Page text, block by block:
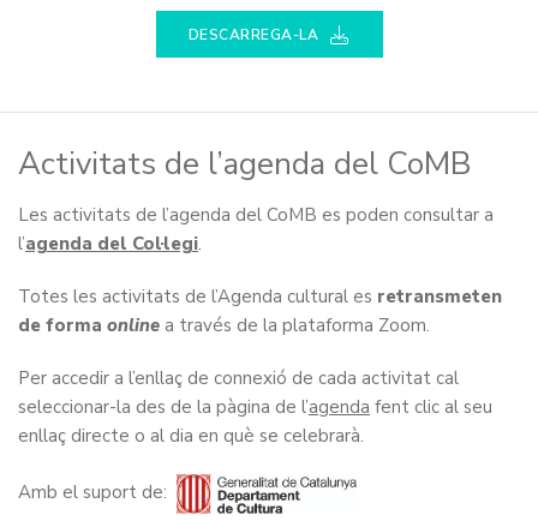
DESCARREGA-LA
Activitats de l’agenda del CoMB
Les activitats de l’agenda del CoMB es poden consultar a
l’agenda del Col·legi.
Totes les activitats de l’Agenda cultural es retransmeten
de forma online a través de la plataforma Zoom.
Per accedir a l’enllaç de connexió de cada activitat cal
seleccionar-la des de la pàgina de l’agenda fent clic al seu
enllaç directe o al dia en què se celebrarà.
Amb el suport de: